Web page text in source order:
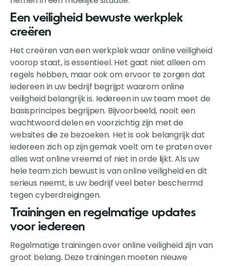
Een veiligheid bewuste werkplek
creëren
Het creëren van een werkplek waar online veiligheid
voorop staat, is essentieel. Het gaat niet alleen om
regels hebben, maar ook om ervoor te zorgen dat
iedereen in uw bedrijf begrijpt waarom online
veiligheid belangrijk is. Iedereen in uw team moet de
basisprincipes begrijpen. Bijvoorbeeld, nooit een
wachtwoord delen en voorzichtig zijn met de
websites die ze bezoeken. Het is ook belangrijk dat
iedereen zich op zijn gemak voelt om te praten over
alles wat online vreemd of niet in orde lijkt. Als uw
hele team zich bewust is van online veiligheid en dit
serieus neemt, is uw bedrijf veel beter beschermd
tegen cyberdreigingen.
Trainingen en regelmatige updates
voor iedereen
Regelmatige trainingen over online veiligheid zijn van
groot belang. Deze trainingen moeten nieuwe